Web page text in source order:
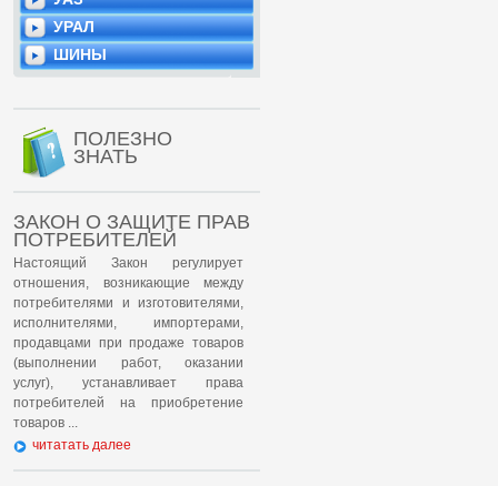
УРАЛ
ШИНЫ
ПОЛЕЗНО
ЗНАТЬ
ЗАКОН О ЗАЩИТЕ ПРАВ
ПОТРЕБИТЕЛЕЙ
Настоящий Закон регулирует
отношения, возникающие между
потребителями и изготовителями,
исполнителями, импортерами,
продавцами при продаже товаров
(выполнении работ, оказании
услуг), устанавливает права
потребителей на приобретение
товаров ...
читатать далее